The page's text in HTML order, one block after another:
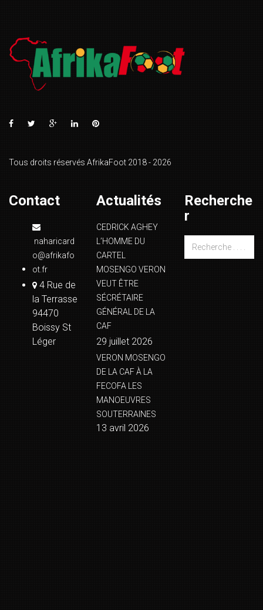
Tous droits réservés AfrikaFoot 2018 - 2026
Contact
naharicard
o@afrikafo
ot.fr
4 Rue de
la Terrasse
94470
Boissy St
Léger
Actualités
CEDRICK AGHEY
L’HOMME DU
CARTEL
MOSENGO VERON
VEUT ÊTRE
SÉCRÉTAIRE
GÉNÉRAL DE LA
CAF
29 juillet 2026
VERON MOSENGO
DE LA CAF À LA
FECOFA LES
MANOEUVRES
SOUTERRAINES
13 avril 2026
Recherche
r